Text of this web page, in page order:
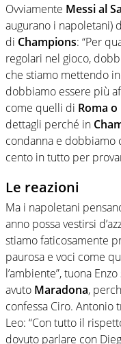
Ovviamente Messi al
augurano i napoletani)
di Champions: “Per
regolari nel gioco,
che stiamo mettendo
dobbiamo essere più
come quelli di Roma
dettagli perché in
condanna e dobbiamo
cento in tutto per
Le reazioni
Ma i napoletani
anno possa vestirsi
stiamo faticosamente
paurosa e voci come
l’ambiente”, tuona
avuto Maradona,
confessa Ciro. Antonio
Leo: “Con tutto il
dovuto parlare con